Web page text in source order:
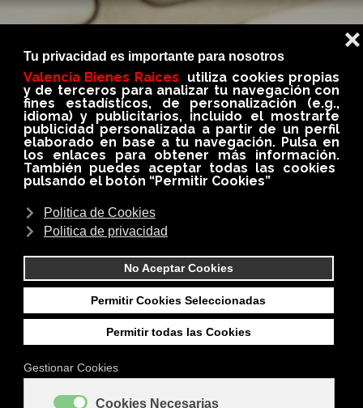
BLOG
En nuestro BLOG conseguirás siempre información
importante, util e interesante del medio
inmobiliario